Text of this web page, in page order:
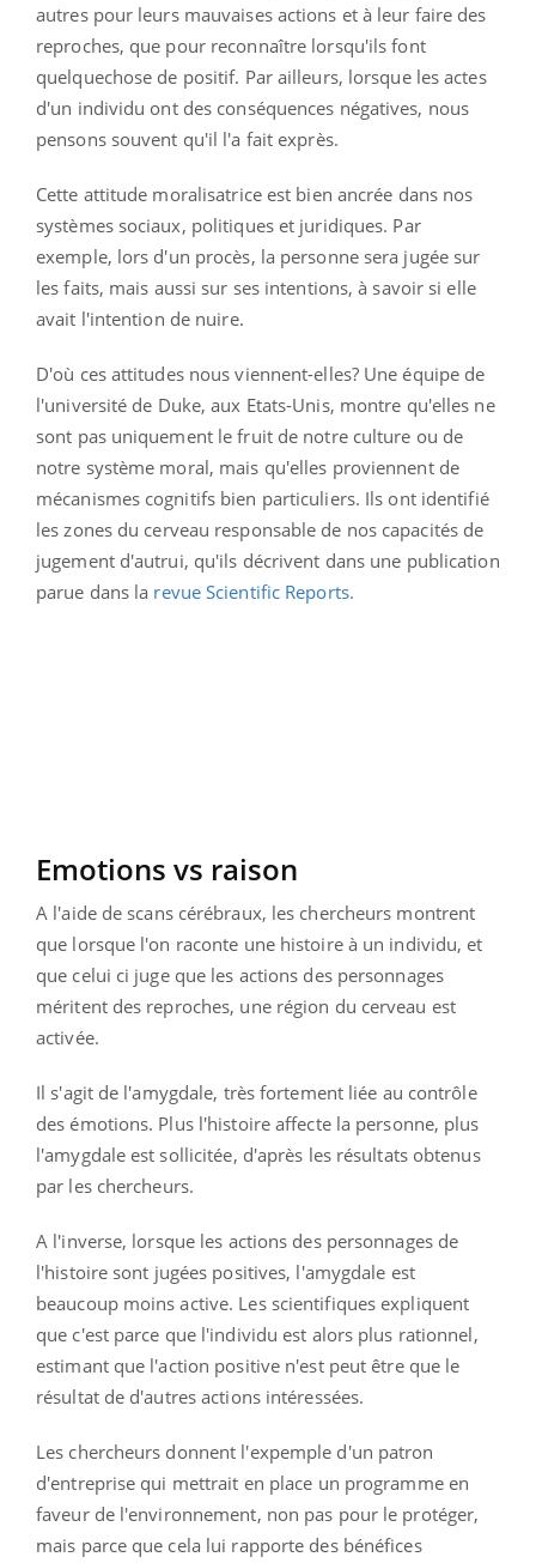
autres pour leurs mauvaises actions et à leur faire des
reproches, que pour reconnaître lorsqu'ils font
quelquechose de positif. Par ailleurs, lorsque les actes
d'un individu ont des conséquences négatives, nous
pensons souvent qu'il l'a fait exprès.
Cette attitude moralisatrice est bien ancrée dans nos
systèmes sociaux, politiques et juridiques. Par
exemple, lors d'un procès, la personne sera jugée sur
les faits, mais aussi sur ses intentions, à savoir si elle
avait l'intention de nuire.
D'où ces attitudes nous viennent-elles? Une équipe de
l'université de Duke, aux Etats-Unis, montre qu'elles ne
sont pas uniquement le fruit de notre culture ou de
notre système moral, mais qu'elles proviennent de
mécanismes cognitifs bien particuliers. Ils ont identifié
les zones du cerveau responsable de nos capacités de
jugement d'autrui, qu'ils décrivent dans une publication
parue dans la revue Scientific Reports.
Emotions vs raison
A l'aide de scans cérébraux, les chercheurs montrent
que lorsque l'on raconte une histoire à un individu, et
que celui ci juge que les actions des personnages
méritent des reproches, une région du cerveau est
activée.
Il s'agit de l'amygdale, très fortement liée au contrôle
des émotions. Plus l'histoire affecte la personne, plus
l'amygdale est sollicitée, d'après les résultats obtenus
par les chercheurs.
A l'inverse, lorsque les actions des personnages de
l'histoire sont jugées positives, l'amygdale est
beaucoup moins active. Les scientifiques expliquent
que c'est parce que l'individu est alors plus rationnel,
estimant que l'action positive n'est peut être que le
résultat de d'autres actions intéressées.
Les chercheurs donnent l'expemple d'un patron
d'entreprise qui mettrait en place un programme en
faveur de l'environnement, non pas pour le protéger,
mais parce que cela lui rapporte des bénéfices